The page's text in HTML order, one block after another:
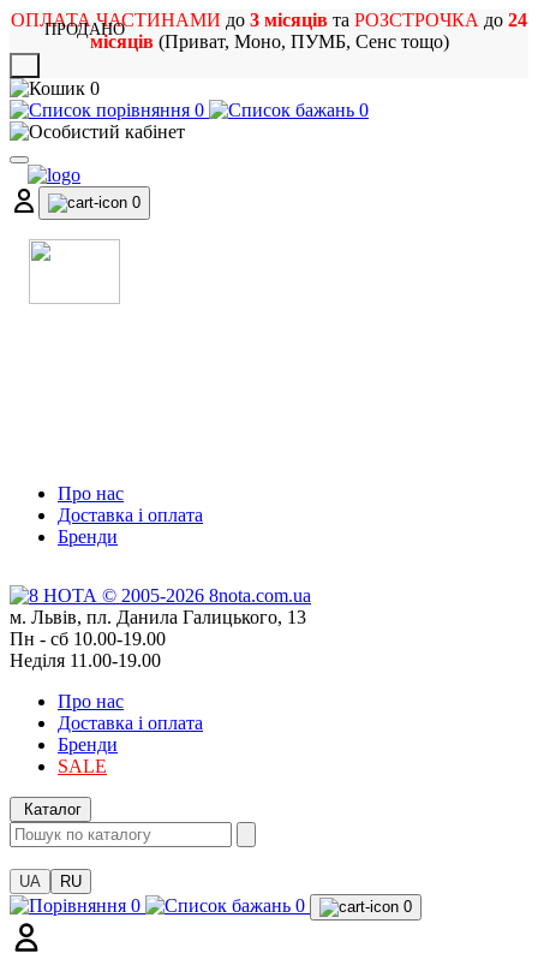
ОПЛАТА ЧАСТИНАМИ до 3 місяців та РОЗСТРОЧКА до 24
місяців(Приват, Моно, ПУМБ, Сенс тощо)
0
0
0
0
Про нас
Доставка і оплата
Бренди
м. Львів, пл. Данила Галицького, 13
Пн - сб 10.00-19.00
Неділя 11.00-19.00
Про нас
Доставка і оплата
Бренди
SALE
Каталог
UA RU
0 0 0
ПРОДАНО